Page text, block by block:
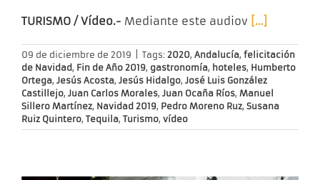
TURISMO / Vídeo.- Mediante este audiov […]
09 de diciembre de 2019 Tags: 2020, Andalucía, felicitación
de Navidad, Fin de Año 2019, gastronomía, hoteles, Humberto
Ortega, Jesús Acosta, Jesús Hidalgo, José Luis González
Castillejo, Juan Carlos Morales, Juan Ocaña Ríos, Manuel
Sillero Martínez, Navidad 2019, Pedro Moreno Ruz, Susana
Ruiz Quintero, Tequila, Turismo, vídeo